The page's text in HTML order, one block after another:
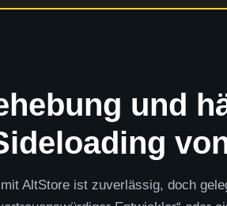
und
AltStore ist zuverlässig, doch